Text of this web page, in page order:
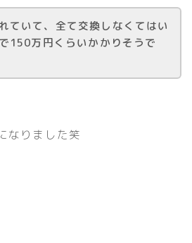
ていて、全て交換しなくてはい
150万円くらいかかりそうで
なりました笑